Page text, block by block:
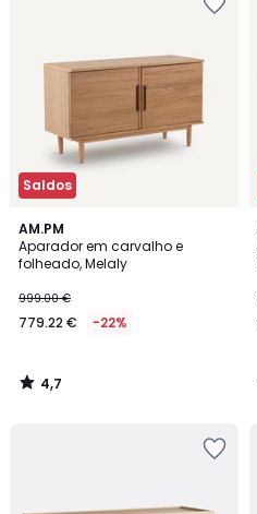
Saldos
AM.PM
Aparador em carvalho e
folheado, Melaly
999.00 €
779.22 € -22%
4,7
/ 5
4,7
/